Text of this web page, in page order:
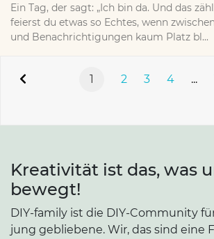
Ein Tag, der sagt: „Ich bin da. Und das
feierst du etwas so Echtes, wenn
und Benachrichtigungen kaum Platz bl...
1 2 3 4 ...
Kreativität ist das, was
bewegt!
DIY-family ist die DIY-Community
jung gebliebene. Wir, das sind eine